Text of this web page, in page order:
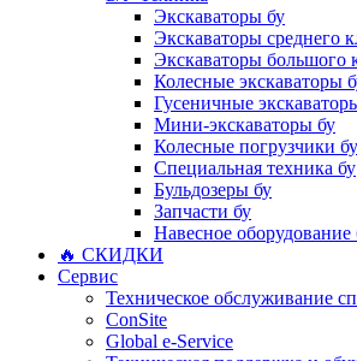
Экскаваторы бу
Экскаваторы среднего
Экскаваторы большого
Колесные экскаваторы
Гусеничные
Мини-экскаваторы бу
Колесные погрузчики бу
Специальная техника бу
Бульдозеры бу
Запчасти бу
Навесное оборудование
🔥 СКИДКИ
Сервис
Техническое обслуживание
ConSite
Global e-Service